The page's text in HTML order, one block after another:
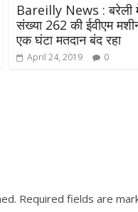
Bareilly News : बरेली
संख्या 262 की ईवीएम
एक घंटा मतदान बंद रहा
April 24, 2019 0
Required fields are